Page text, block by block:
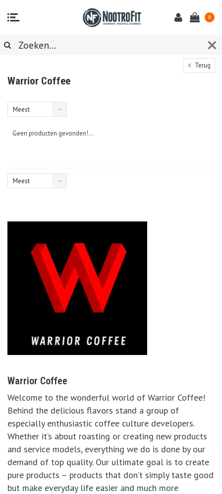
0
Terug
Warrior Coffee
Meest
Geen producten gevonden!...
Meest
Warrior Coffee
Welcome to the wonderful world of Warrior Coffee!
Behind the delicious flavors stand a group of
especially enthusiastic coffee culture developers.
Whether it’s about roasting or creating new products
and service models, everything we do is done by our
demand of top quality. Our ultimate goal is to create
pure products – products that don’t simply taste good
but make everyday life easier and much more